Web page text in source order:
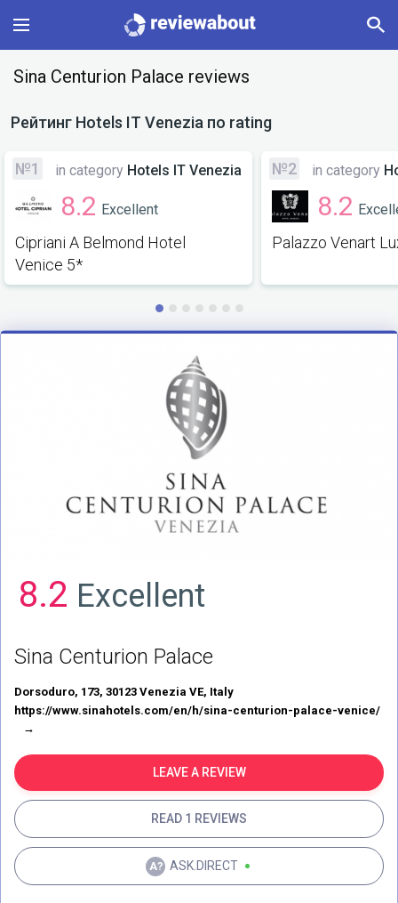
Main
Categories
Profile
Change language
Sina Centurion Palace reviews
8.2 Excellent
Sina Centurion Palace
Dorsoduro, 173, 30123 Venezia VE, Italy
https://www.sinahotels.com/en/h/sina-centurion-palace-venice/
LEAVE A REVIEW
READ 1 REVIEWS
ASK.DIRECT
Рейтинг Hotels IT Venezia по rating
№1 in category Hotels IT Venezia
8.2 Excellent
Cipriani A Belmond Hotel
Venice 5*
№2 in category
8.2
Palazzo Venart